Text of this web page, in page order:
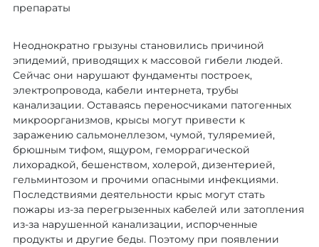
препараты
Неоднократно грызуны становились причиной
эпидемий, приводящих к массовой гибели людей.
Сейчас они нарушают фундаменты построек,
электропровода, кабели интернета, трубы
канализации. Оставаясь переносчиками патогенных
микроорганизмов, крысы могут привести к
заражению сальмонеллезом, чумой, туляремией,
брюшным тифом, ящуром, геморрагической
лихорадкой, бешенством, холерой, дизентерией,
гельминтозом и прочими опасными инфекциями.
Последствиями деятельности крыс могут стать
пожары из-за перегрызенных кабелей или затопления
из-за нарушенной канализации, испорченные
продукты и другие беды. Поэтому при появлении